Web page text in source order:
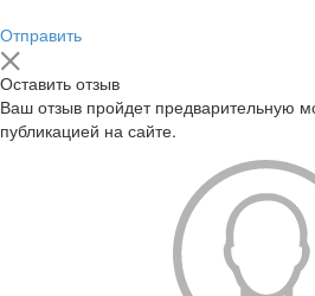
Отправить
Оставить отзыв
Ваш отзыв пройдет предварительную
публикацией на сайте.